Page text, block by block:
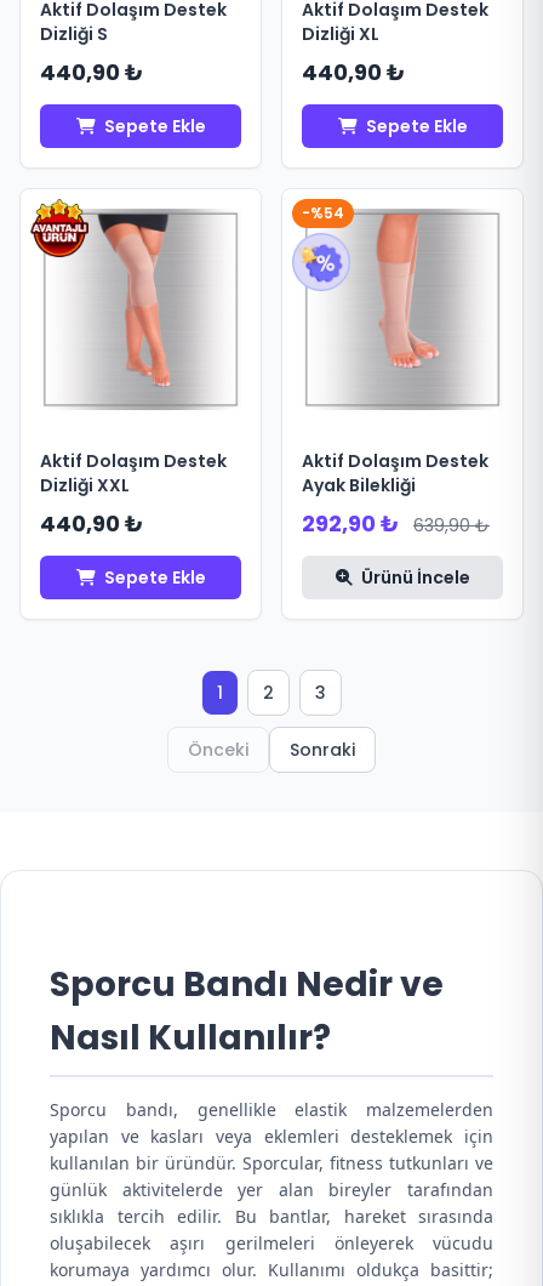
Aktif Dolaşım Destek
Dizliği S
440,90 ₺
Sepete Ekle
Aktif Dolaşım Destek
Dizliği XL
440,90 ₺
Sepete Ekle
Aktif Dolaşım Destek
Dizliği XXL
440,90 ₺
Sepete Ekle
-%54
Aktif Dolaşım Destek
Ayak Bilekliği
292,90 ₺ 639,90 ₺
Ürünü İncele
1 2 3
Önceki Sonraki
Sporcu Bandı Nedir ve
Nasıl Kullanılır?
Sporcu bandı, genellikle elastik malzemelerden
yapılan ve kasları veya eklemleri desteklemek için
kullanılan bir üründür. Sporcular, fitness tutkunları ve
günlük aktivitelerde yer alan bireyler tarafından
sıklıkla tercih edilir. Bu bantlar, hareket sırasında
oluşabilecek aşırı gerilmeleri önleyerek vücudu
korumaya yardımcı olur. Kullanımı oldukça basittir;